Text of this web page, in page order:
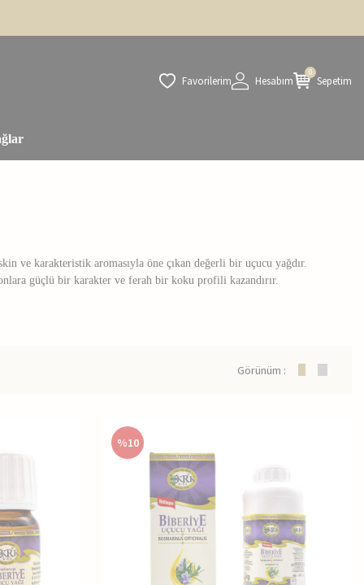
Favorilerim Hesabım
0
Sepetim
ve karakteristik aromasıyla öne çıkan değerli bir uçucu yağdır.
güçlü bir karakter ve ferah bir koku profili kazandırır.
Görünüm :
%10